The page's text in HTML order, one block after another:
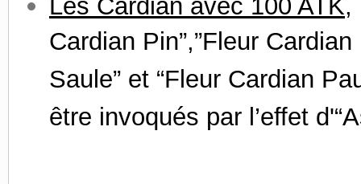
Les Cardian avec 100 ATK,
Cardian Pin”,”Fleur
Saule” et “Fleur Cardian
être invoqués par l’effet